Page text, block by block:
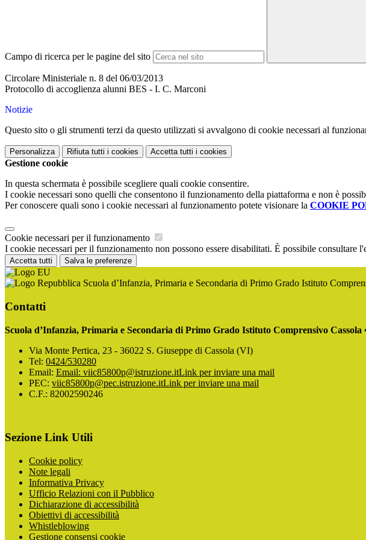
Campo di ricerca per le pagine del sito
Circolare Ministeriale n. 8 del 06/03/2013
Protocollo di accoglienza alunni BES - I. C. Marconi
Notizie
Questo sito o gli strumenti terzi da questo utilizzati si avvalgono di cookie necessari al
Personalizza Rifiuta tutti i cookies Accetta tutti i cookies
Gestione cookie
In questa schermata è possibile scegliere quali cookie consentire.
I cookie necessari sono quelli che consentono il funzionamento della piattaforma e non è
Per conoscere quali sono i cookie necessari al funzionamento potete visionare la COOKIE
Cookie necessari per il funzionamento
I cookie necessari per il funzionamento non possono essere disabilitati. È possibile consultare
Accetta tutti Salva le preferenze
Scuola d’Infanzia, Primaria e Secondaria di Primo Grado Istituto
Contatti
Scuola d’Infanzia, Primaria e Secondaria di Primo Grado Istituto Comprensivo Cassola
Via Monte Pertica, 23 - 36022 S. Giuseppe di Cassola (VI)
Tel: 0424/530280
Email: Email: viic85800p@istruzione.itLink per inviare una mail
PEC: viic85800p@pec.istruzione.itLink per inviare una mail
C.F.: 82002590246
Sezione Link Utili
Cookie policy
Note legali
Informativa Privacy
Ufficio Relazioni con il Pubblico
Dichiarazione di accessibilità
Obiettivi di accessibilità
Whistleblowing
Gestione consensi cookie